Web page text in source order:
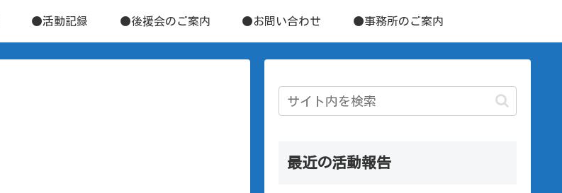
●活動記録 ●後援会のご案内 ●お問い合わせ ●事務所のご案内
最近の活動報告